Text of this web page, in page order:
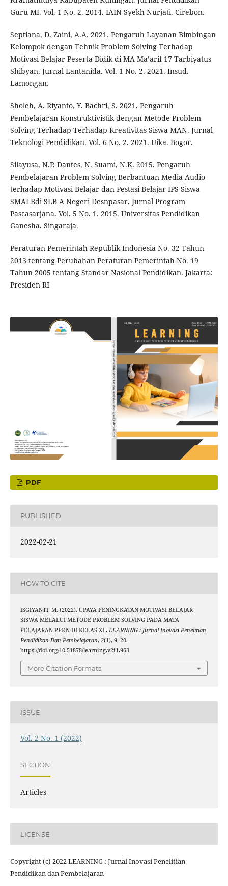
Guru MI. Vol. 1 No. 2. 2014. IAIN Syekh Nurjati. Cirebon.
Septiana, D. Zaini, A.A. 2021. Pengaruh Layanan Bimbingan
Kelompok dengan Tehnik Problem Solving Terhadap
Motivasi Belajar Peserta Didik di MA Ma’arif 17 Tarbiyatus
Shibyan. Jurnal Lantanida. Vol. 1 No. 2. 2021. Insud.
Lamongan.
Sholeh, A. Riyanto, Y. Bachri, S. 2021. Pengaruh
Pembelajaran Konstruktivistik dengan Metode Problem
Solving Terhadap Terhadap Kreativitas Siswa MAN. Jurnal
Teknologi Pendidikan. Vol. 6 No. 2. 2021. Uika. Bogor.
Silayusa, N.P. Dantes, N. Suami, N.K. 2015. Pengaruh
Pembelajaran Problem Solving Berbantuan Media Audio
terhadap Motivasi Belajar dan Pestasi Belajar IPS Siswa
SMALBdi SLB A Negeri Desnpasar. Jurnal Program
Pascasarjana. Vol. 5 No. 1. 2015. Universitas Pendidikan
Ganesha. Singaraja.
Peraturan Pemerintah Republik Indonesia No. 32 Tahun
2013 tentang Perubahan Peraturan Pemerintah No. 19
Tahun 2005 tentang Standar Nasional Pendidikan. Jakarta:
Presiden RI
PDF
PUBLISHED
2022-02-21
HOW TO CITE
ISGIYANTI, M. (2022). UPAYA PENINGKATAN MOTIVASI BELAJAR
SISWA MELALUI METODE PROBLEM SOLVING PADA MATA
PELAJARAN PPKN DI KELAS XI . LEARNING : Jurnal Inovasi Penelitian
Pendidikan Dan Pembelajaran, 2(1), 9–20.
https://doi.org/10.51878/learning.v2i1.963
More Citation Formats
ISSUE
Vol. 2 No. 1 (2022)
SECTION
Articles
LICENSE
Copyright (c) 2022 LEARNING : Jurnal Inovasi Penelitian
Pendidikan dan Pembelajaran